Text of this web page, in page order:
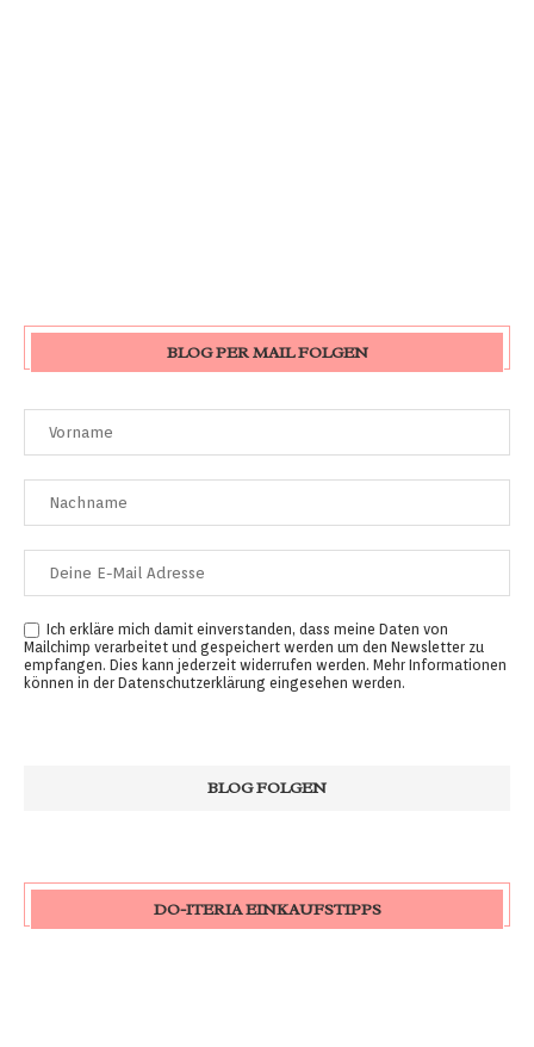
BLOG PER MAIL FOLGEN
Ich erkläre mich damit einverstanden, dass meine Daten von
Mailchimp verarbeitet und gespeichert werden um den Newsletter zu
empfangen. Dies kann jederzeit widerrufen werden. Mehr Informationen
können in der Datenschutzerklärung eingesehen werden.
DO-ITERIA EINKAUFSTIPPS